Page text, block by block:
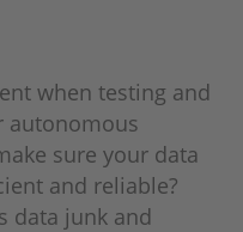
when testing and
autonomous
sure your data
and reliable?
data junk and